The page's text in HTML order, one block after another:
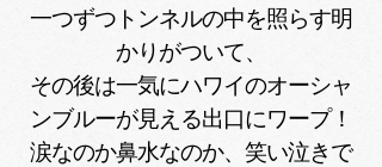
一つずつトンネルの中を照らす明
かりがついて、
その後は一気にハワイのオーシャ
ンブルーが見える出口にワープ！
涙なのか鼻水なのか、笑い泣きで